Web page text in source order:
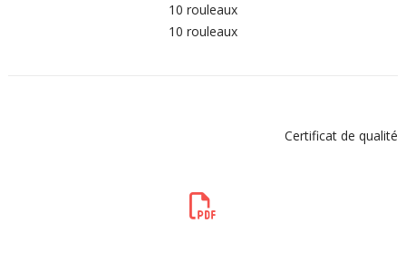
10 rouleaux
10 rouleaux
Certificat de qualité